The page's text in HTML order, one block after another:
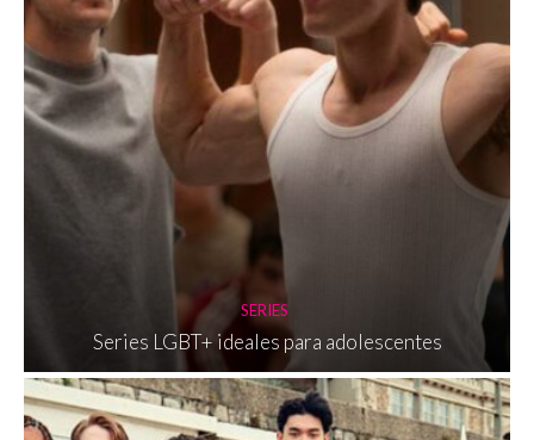
SERIES
Series LGBT+ ideales para adolescentes